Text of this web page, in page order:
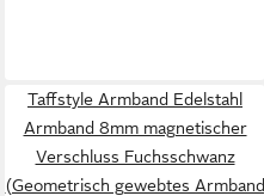
Taffstyle Armband Edelstahl
Armband 8mm magnetischer
Verschluss Fuchsschwanz
(Geometrisch gewebtes Armband